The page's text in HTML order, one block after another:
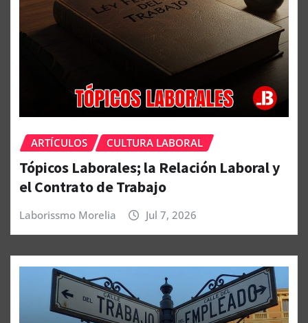
ARTÍCULOS CULTURA LABORAL
Tópicos Laborales; la Relación Laboral y
el Contrato de Trabajo
Laborissmo Morelia Jul 7, 2026